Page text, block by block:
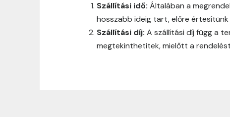
Szállítási idő: Általában a
hosszabb ideig tart, előre
Szállítási díj: A szállítási díj függ a
megtekinthetitek, mielőtt a